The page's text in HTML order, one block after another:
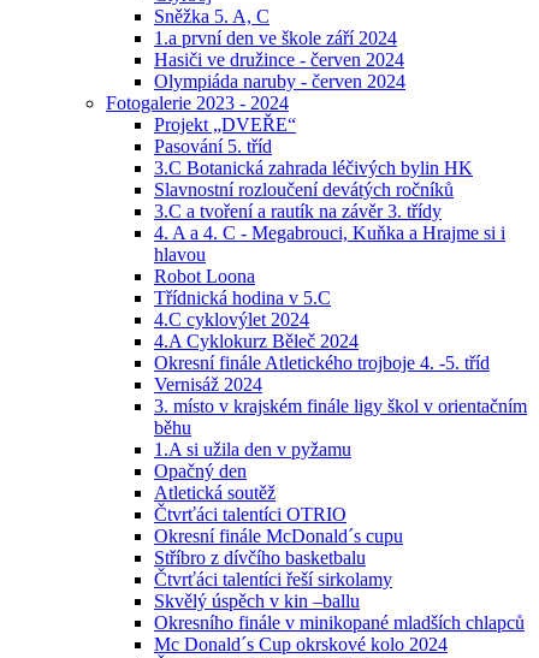
Sněžka 5. A, C
1.a první den ve škole září 2024
Hasiči ve družince - červen 2024
Olympiáda naruby - červen 2024
Fotogalerie 2023 - 2024
Projekt „DVEŘE“
Pasování 5. tříd
3.C Botanická zahrada léčivých bylin HK
Slavnostní rozloučení devátých ročníků
3.C a tvoření a rautík na závěr 3. třídy
4. A a 4. C - Megabrouci, Kuňka a Hrajme si i
hlavou
Robot Loona
Třídnická hodina v 5.C
4.C cyklovýlet 2024
4.A Cyklokurz Běleč 2024
Okresní finále Atletického trojboje 4. -5. tříd
Vernisáž 2024
3. místo v krajském finále ligy škol v orientačním
běhu
1.A si užila den v pyžamu
Opačný den
Atletická soutěž
Čtvrťáci talentíci OTRIO
Okresní finále McDonald´s cupu
Stříbro z dívčího basketbalu
Čtvrťáci talentíci řeší sirkolamy
Skvělý úspěch v kin –ballu
Okresního finále v minikopané mladších chlapců
Mc Donald´s Cup okrskové kolo 2024